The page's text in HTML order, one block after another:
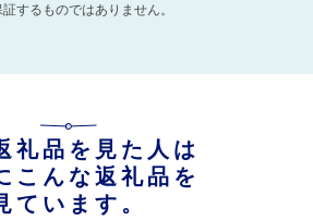
するものではありません。
礼品を見た人は
こんな返礼品を
ています。